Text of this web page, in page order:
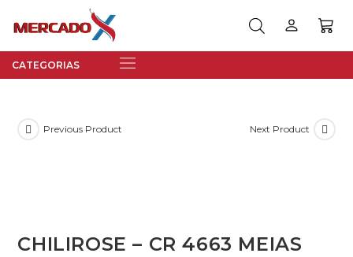
Previous Product Next Product
CHILIROSE – CR 4663 MEIAS